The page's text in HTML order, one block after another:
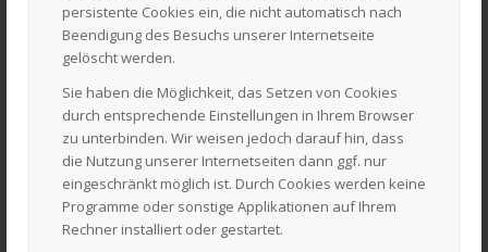
persistente Cookies ein, die nicht automatisch nach
Beendigung des Besuchs unserer Internetseite
gelöscht werden.
Sie haben die Möglichkeit, das Setzen von Cookies
durch entsprechende Einstellungen in Ihrem Browser
zu unterbinden. Wir weisen jedoch darauf hin, dass
die Nutzung unserer Internetseiten dann ggf. nur
eingeschränkt möglich ist. Durch Cookies werden keine
Programme oder sonstige Applikationen auf Ihrem
Rechner installiert oder gestartet.
zzgl.
Versandkosten
SIE HABEN FRAGEN? KONTAKTIEREN SIE UNS!
Daniel Laackmann e.K.